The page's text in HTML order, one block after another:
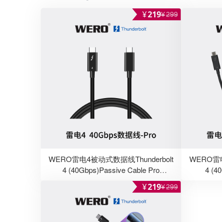
雷电5-1.2米
¥219¥299
WERO雷电4被动式数据线Thunderbolt
4 (40Gbps)Passive Cable Pro
0.5/0.7/0.8/1.0M-Black-Pro
WERO雷
4
¥219¥299